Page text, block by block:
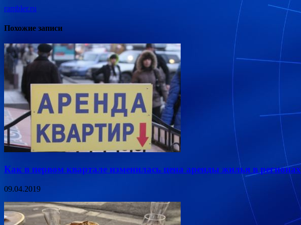
rambler.ru
Похожие записи
Как в первом квартале изменилась цена аренды жилья в регионах
09.04.2019